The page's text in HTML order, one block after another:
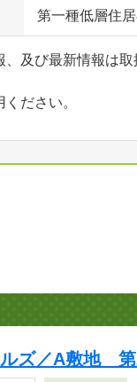
第一種低層住
及び最新情報は
ださい。
ズ／A敷地 第